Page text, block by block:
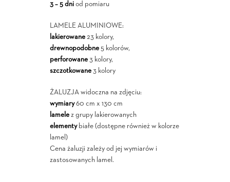
3 – 5 dniod pomiaru
LAMELE ALUMINIOWE:
lakierowane23 kolory,
drewnopodobne5 kolorów,
perforowane3 kolory,
szczotkowane3 kolory
ŻALUZJA widoczna na zdjęciu:
wymiary60 cm x 130 cm
lamelez grupy lakierowanych
elementybiałe (dostępne również w kolorze
lamel)
Cena żaluzji zależy od jej wymiarów i
zastosowanych lamel.